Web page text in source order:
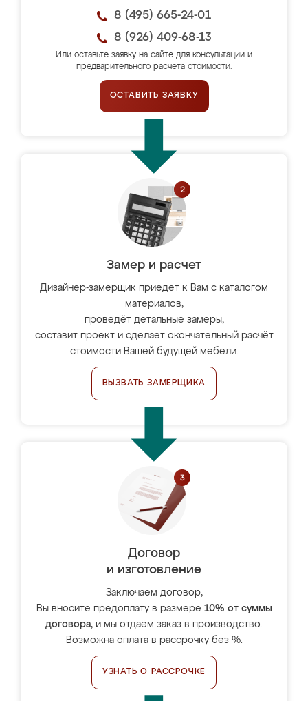
8 (495) 665-24-01
8 (926) 409-68-13
Или оставьте заявку на сайте для консультации и
предварительного расчёта стоимости.
ОСТАВИТЬ ЗАЯВКУ
Замер и расчет
Дизайнер-замерщик приедет к Вам с каталогом
материалов,
проведёт детальные замеры,
составит проект и сделает окончательный расчёт
стоимости Вашей будущей мебели.
ВЫЗВАТЬ ЗАМЕРЩИКА
Договор
и изготовление
Заключаем договор,
Вы вносите предоплату в размере 10% от суммы
договора, и мы отдаём заказ в производство.
Возможна оплата в рассрочку без %.
УЗНАТЬ О РАССРОЧКЕ